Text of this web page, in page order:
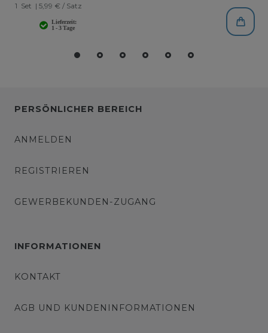
1 Set | 5,99 € / Satz
PERSÖNLICHER BEREICH
ANMELDEN
REGISTRIEREN
GEWERBEKUNDEN-ZUGANG
INFORMATIONEN
KONTAKT
AGB UND KUNDENINFORMATIONEN